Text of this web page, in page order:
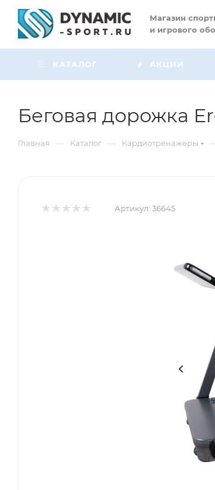
Магазин
и игрового
КАТАЛОГ АКЦИИ
Беговая дорожка
Главная — Каталог — Кардиотренажеры
Артикул: 36645